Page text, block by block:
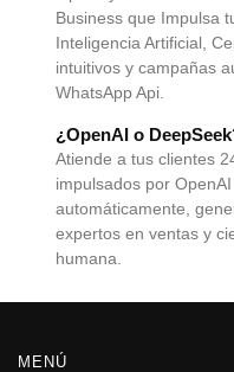
Business que Impulsa
Inteligencia Artificial,
intuitivos y campañas
WhatsApp Api.
¿OpenAI o
Atiende a tus clientes
impulsados por
automáticamente,
expertos en ventas y
humana.
MENÚ